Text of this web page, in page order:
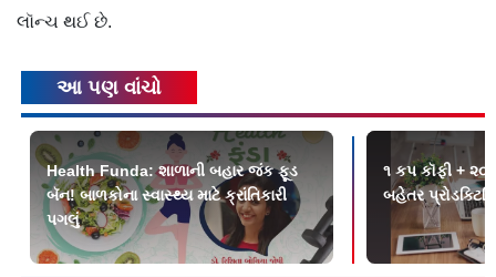
લૉન્ચ થઈ છે.
આ પણ વાંચો
Health Funda: શાળાની બહાર જંક ફૂડ
બૅન! બાળકોના સ્વાસ્થ્ય માટે ક્રાંતિકારી
પગલું
૧ કપ કૉફી + ૨૦
બહેતર